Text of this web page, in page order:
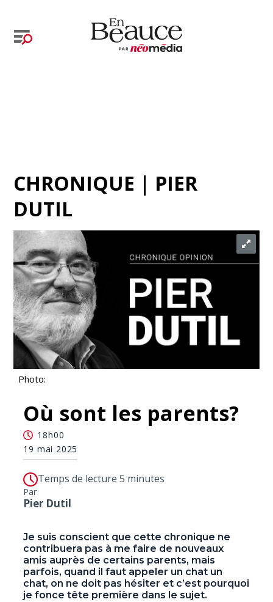
CHRONIQUE | PIER
DUTIL
Photo:
Où sont les parents?
18h00
19 mai 2025
Temps de lecture 5 minutes
Par
Pier Dutil
Je suis conscient que cette chronique ne
contribuera pas à me faire de nouveaux
amis auprès de certains parents, mais
parfois, quand il faut appeler un chat un
chat, on ne doit pas hésiter et c’est pourquoi
je fonce tête première dans le sujet.